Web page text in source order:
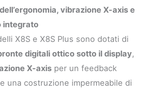
vibrazione X-axis e
integrato
X8S e X8S Plus sono dotati di
digitali ottico sotto il display,
X-axis per un feedback
una costruzione impermeabile di